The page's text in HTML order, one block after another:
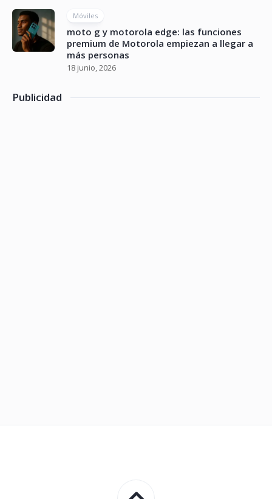
Móviles
moto g y motorola edge: las funciones
premium de Motorola empiezan a llegar a
más personas
18 junio, 2026
Publicidad